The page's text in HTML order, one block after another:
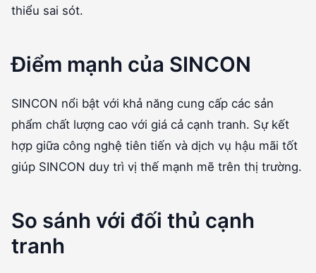
thiểu sai sót.
Điểm mạnh của SINCON
SINCON nổi bật với khả năng cung cấp các sản
phẩm chất lượng cao với giá cả cạnh tranh. Sự kết
hợp giữa công nghệ tiên tiến và dịch vụ hậu mãi tốt
giúp SINCON duy trì vị thế mạnh mẽ trên thị trường.
So sánh với đối thủ cạnh
tranh